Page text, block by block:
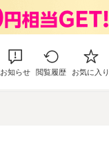
お知らせ 閲覧履歴 お気に入り